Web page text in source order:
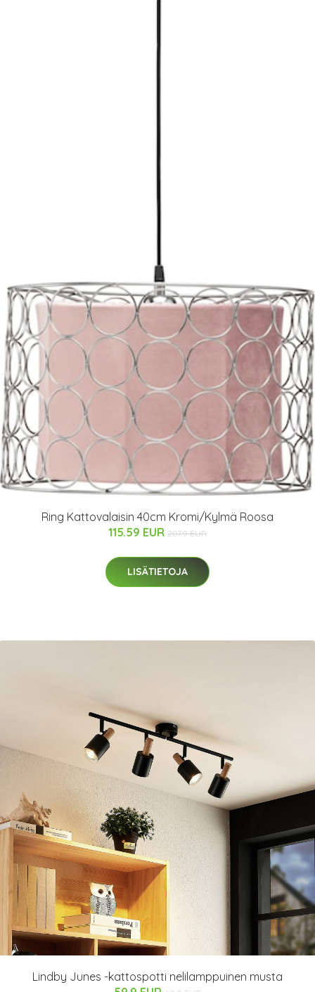
Ring Kattovalaisin 40cm Kromi/Kylmä Roosa
115.59 EUR 207.9 EUR
LISÄTIETOJA
Lindby Junes -kattospotti nelilamppuinen musta